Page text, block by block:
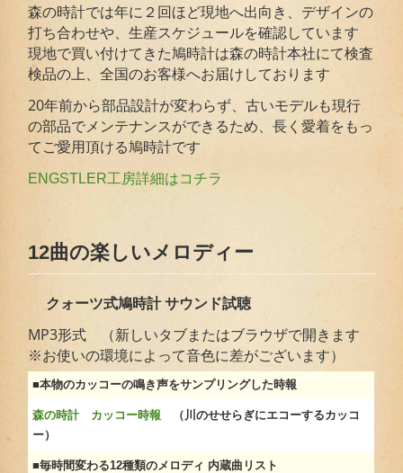
森の時計では年に２回ほど現地へ出向き、デザインの
打ち合わせや、生産スケジュールを確認しています
現地で買い付けてきた鳩時計は森の時計本社にて検査
検品の上、全国のお客様へお届けしております
20年前から部品設計が変わらず、古いモデルも現行
の部品でメンテナンスができるため、長く愛着をもっ
てご愛用頂ける鳩時計です
ENGSTLER工房詳細はコチラ
12曲の楽しいメロディー
クォーツ式鳩時計 サウンド試聴
MP3形式 （新しいタブまたはブラウザで開きます
※お使いの環境によって音色に差がございます）
■本物のカッコーの鳴き声をサンプリングした時報
森の時計 カッコー時報 （川のせせらぎにエコーするカッコ
ー）
■毎時間変わる12種類のメロディ 内蔵曲リスト